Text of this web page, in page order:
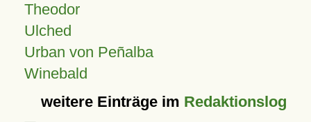
Theodor
Ulched
Urban von Peñalba
Winebald
weitere Einträge im Redaktionslog